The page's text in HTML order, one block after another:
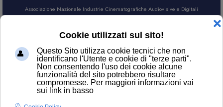
Associazione Nazionale Industrie Cinematografiche Audiovisive e Digitali
CERCA
International